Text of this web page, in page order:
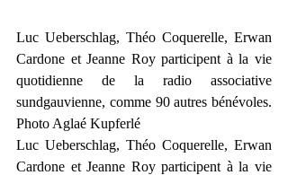
Luc Ueberschlag, Théo Coquerelle, Erwan
Cardone et Jeanne Roy participent à la vie
quotidienne de la radio associative
sundgauvienne, comme 90 autres bénévoles.
Photo Aglaé Kupferlé
Luc Ueberschlag, Théo Coquerelle, Erwan
Cardone et Jeanne Roy participent à la vie